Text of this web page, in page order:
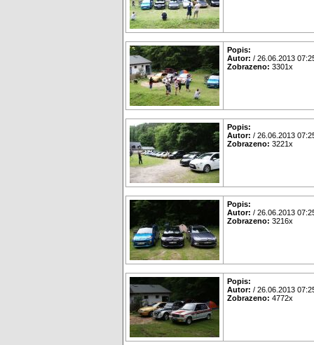
Popis:
Autor: / 26.06.2013
Zobrazeno: 3301x
Popis:
Autor: / 26.06.2013
Zobrazeno: 3221x
Popis:
Autor: / 26.06.2013
Zobrazeno: 3216x
Popis:
Autor: / 26.06.2013
Zobrazeno: 4772x